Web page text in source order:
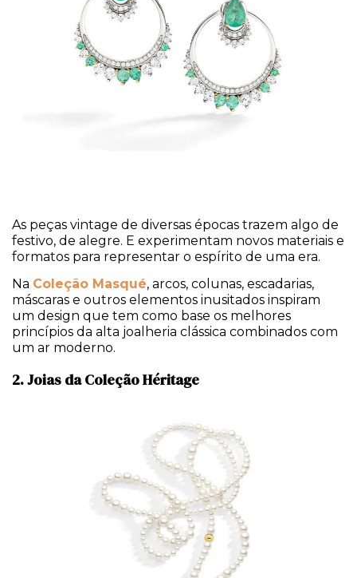
As peças vintage de diversas épocas trazem algo de
festivo, de alegre. E experimentam novos materiais e
formatos para representar o espírito de uma era.
Na Coleção Masqué, arcos, colunas, escadarias,
máscaras e outros elementos inusitados inspiram
um design que tem como base os melhores
princípios da alta joalheria clássica combinados com
um ar moderno.
2. Joias da Coleção Héritage